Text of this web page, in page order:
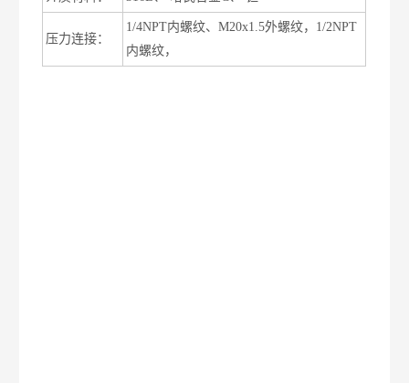
压力连接：
1/4NPT内螺纹、M20x1.5外螺纹，1/2NPT
内螺纹，